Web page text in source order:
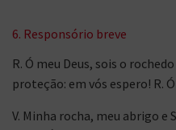
6. Responsório breve
R. Ó meu Deus, sois o
proteção: em vós espero! R.
V. Minha rocha, meu abrigo e